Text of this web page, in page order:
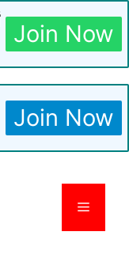
Join Now
Join Now
Menu